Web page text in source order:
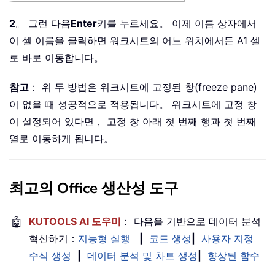
2。 그런 다음Enter키를 누르세요。 이제 이름 상자에서
이 셀 이름을 클릭하면 워크시트의 어느 위치에서든 A1 셀
로 바로 이동합니다。
참고 ： 위 두 방법은 워크시트에 고정된 창(freeze pane)
이 없을 때 성공적으로 적용됩니다。 워크시트에 고정 창
이 설정되어 있다면， 고정 창 아래 첫 번째 행과 첫 번째
열로 이동하게 됩니다。
최고의 Office 생산성 도구
🤖 KUTOOLS AI 도우미 ： 다음을 기반으로 데이터 분석
혁신하기： 지능형 실행 코드 생성
사용자 지정
수식 생성
데이터 분석 및 차트 생성 향상된 함수